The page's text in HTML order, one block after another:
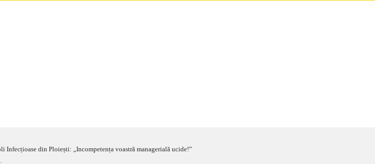
Infecțioase din Ploiești: „Incompetența voastră managerială ucide!”